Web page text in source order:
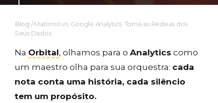
Blog /Matomo vs. Google Analytics: Tome as Rédeas dos
Seus Dados
Na Orbital, olhamos para o Analytics como
um maestro olha para sua orquestra: cada
nota conta uma história, cada silêncio
tem um propósito.